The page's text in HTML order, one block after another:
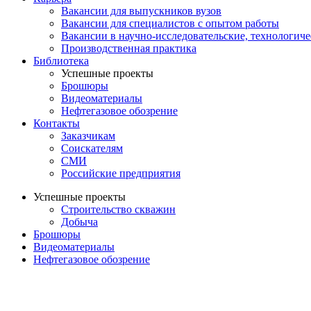
Вакансии для выпускников вузов
Вакансии для специалистов с опытом работы
Вакансии в научно-исследовательские,
Производственная практика
Библиотека
Успешные проекты
Брошюры
Видеоматериалы
Нефтегазовое обозрение
Контакты
Заказчикам
Соискателям
СМИ
Российские предприятия
Успешные проекты
Строительство скважин
Добыча
Брошюры
Видеоматериалы
Нефтегазовое обозрение